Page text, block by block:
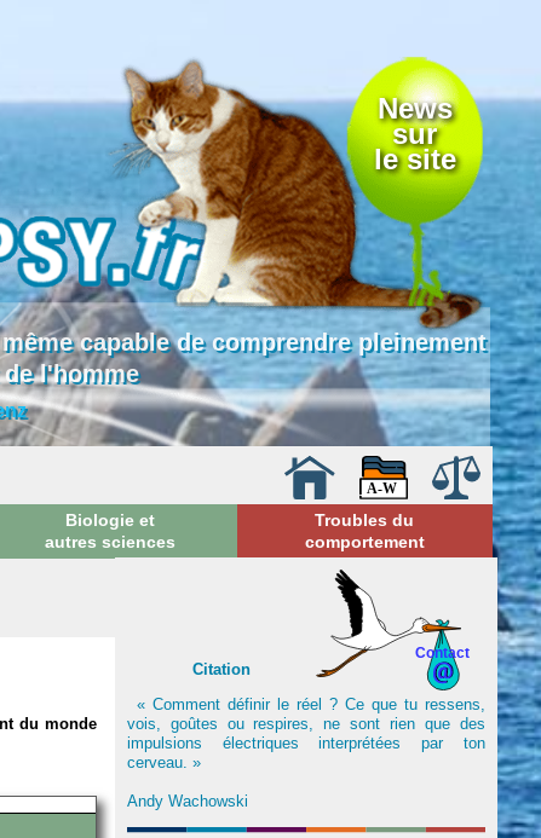
News
sur
le site
capable de comprendre pleinement
l'homme
Biologie et
autres sciences
Troubles du
comportement
du monde
Contact
Citation
« Comment définir le réel ? Ce que tu ressens,
vois, goûtes ou respires, ne sont rien que des
impulsions électriques interprétées par ton
cerveau. »
Andy Wachowski